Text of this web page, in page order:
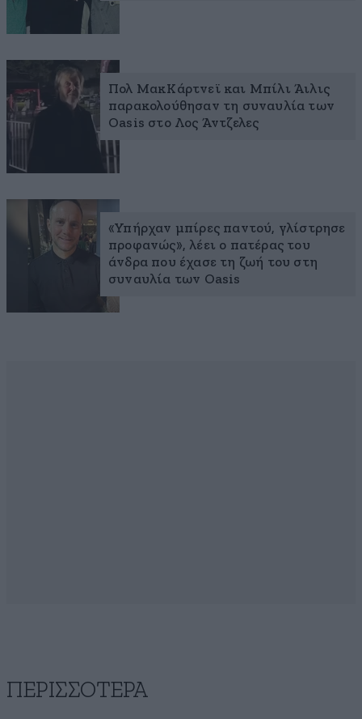
Πολ ΜακΚάρτνεϊ και Μπίλι Άιλις
παρακολούθησαν τη συναυλία των
Oasis στο Λος Άντζελες
«Υπήρχαν μπίρες παντού, γλίστρησε
προφανώς», λέει ο πατέρας του
άνδρα που έχασε τη ζωή του στη
συναυλία των Oasis
ΠΕΡΙΣΣΟΤΕΡΑ